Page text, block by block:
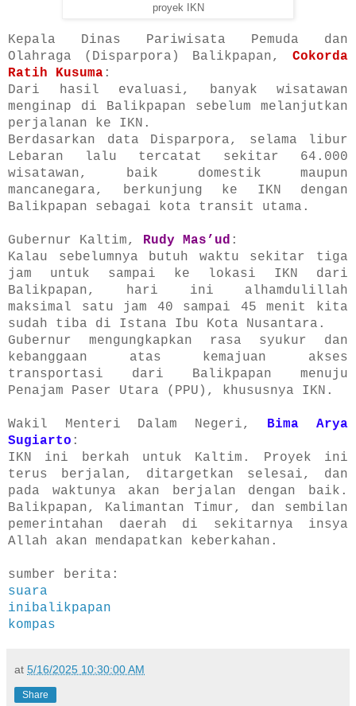
proyek IKN
Kepala Dinas Pariwisata Pemuda dan
Olahraga (Disparpora) Balikpapan, Cokorda
Ratih Kusuma :
Dari hasil evaluasi, banyak wisatawan
menginap di Balikpapan sebelum melanjutkan
perjalanan ke IKN.
Berdasarkan data Disparpora, selama libur
Lebaran lalu tercatat sekitar 64.000
wisatawan, baik domestik maupun
mancanegara, berkunjung ke IKN dengan
Balikpapan sebagai kota transit utama.
Gubernur Kaltim, Rudy Mas’ud :
Kalau sebelumnya butuh waktu sekitar tiga
jam untuk sampai ke lokasi IKN dari
Balikpapan, hari ini alhamdulillah
maksimal satu jam 40 sampai 45 menit kita
sudah tiba di Istana Ibu Kota Nusantara.
Gubernur mengungkapkan rasa syukur dan
kebanggaan atas kemajuan akses
transportasi dari Balikpapan menuju
Penajam Paser Utara (PPU), khususnya IKN.
Wakil Menteri Dalam Negeri, Bima Arya
Sugiarto :
IKN ini berkah untuk Kaltim. Proyek ini
terus berjalan, ditargetkan selesai, dan
pada waktunya akan berjalan dengan baik.
Balikpapan, Kalimantan Timur, dan sembilan
pemerintahan daerah di sekitarnya insya
Allah akan mendapatkan keberkahan.
sumber berita:
suara
inibalikpapan
kompas
at 5/16/2025 10:30:00 AM
Share